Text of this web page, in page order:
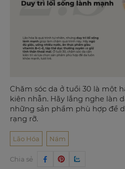
Chăm sóc da ở tuổi 30 là một
kiên nhẫn. Hãy lắng nghe làn
những sản phẩm phù hợp để
rạng rỡ.
Lão Hóa Nám
Chia sẻ